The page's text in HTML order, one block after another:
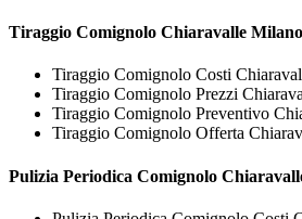
Tiraggio Comignolo Chiaravalle Milano
Tiraggio Comignolo Costi
Tiraggio Comignolo Prezzi
Tiraggio Comignolo Preventivo
Tiraggio Comignolo Offerta
Pulizia Periodica Comignolo